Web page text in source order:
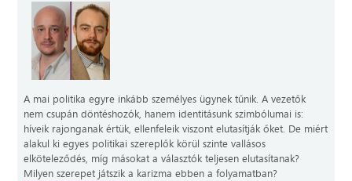
A mai politika egyre inkább személyes ügynek tűnik. A vezetők
nem csupán döntéshozók, hanem identitásunk szimbólumai is:
híveik rajonganak értük, ellenfeleik viszont elutasítják őket. De miért
alakul ki egyes politikai szereplők körül szinte vallásos
elköteleződés, míg másokat a választók teljesen elutasítanak?
Milyen szerepet játszik a karizma ebben a folyamatban?